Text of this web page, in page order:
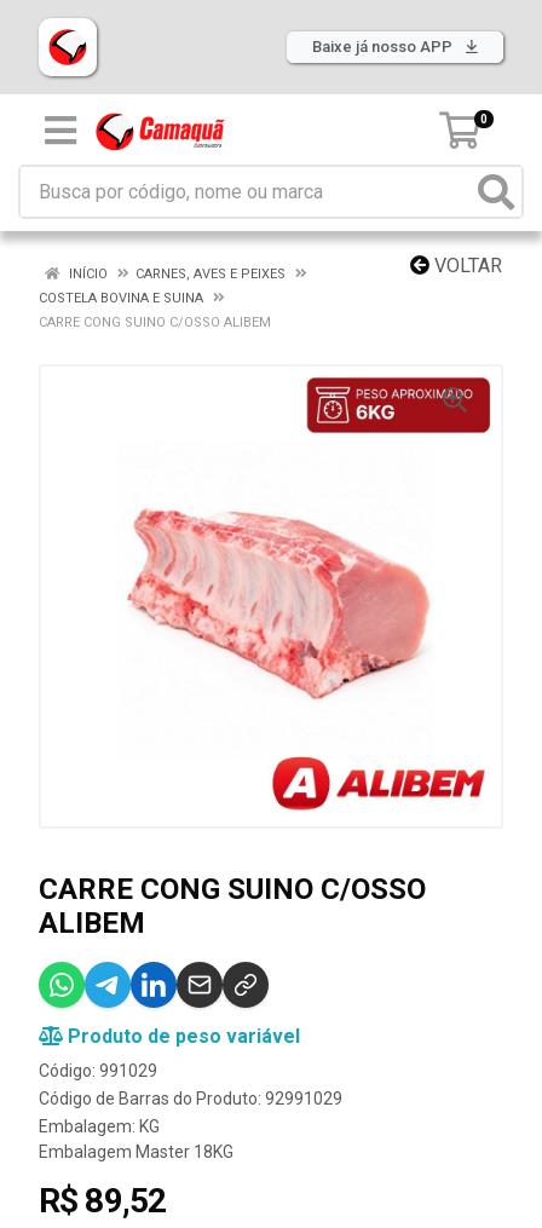
Baixe já nosso APP
0
VOLTAR
INÍCIO
CARNES, AVES E PEIXES
COSTELA BOVINA E SUINA
CARRE CONG SUINO C/OSSO ALIBEM
CARRE CONG SUINO C/OSSO
ALIBEM
Produto de peso variável
Código: 991029
Código de Barras do Produto: 92991029
Embalagem: KG
Embalagem Master 18KG
R$ 89,52